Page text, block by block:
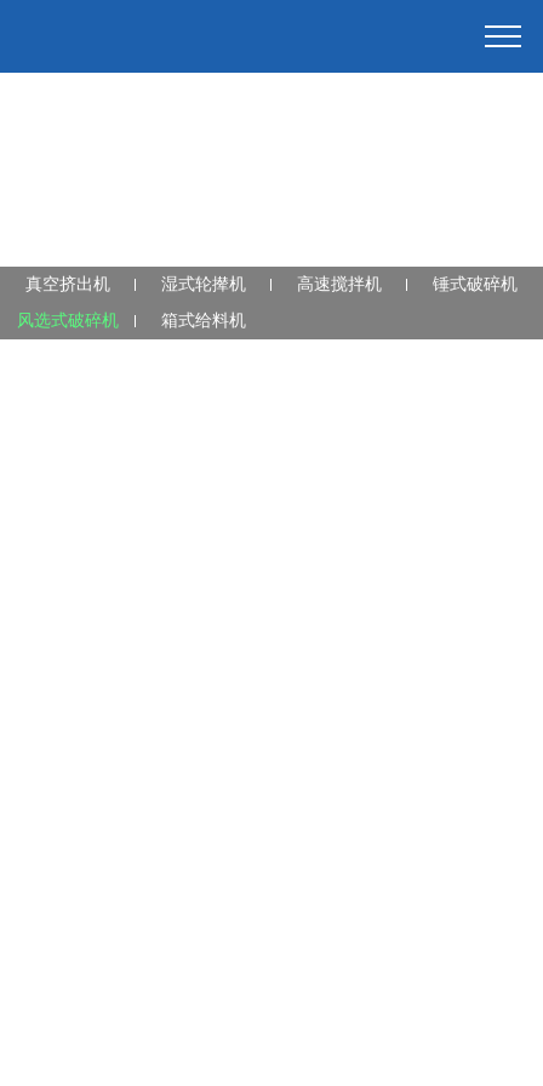
真空挤出机 湿式轮撵机 高速搅拌机
锤式破碎机
风选式破碎机
箱式给料机